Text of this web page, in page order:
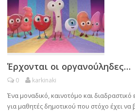
Έρχονται οι οργανούληδες…
0 karkinaki
Ένα μοναδικό, καινοτόμο και
για μαθητές δημοτικού που στόχο έχει να